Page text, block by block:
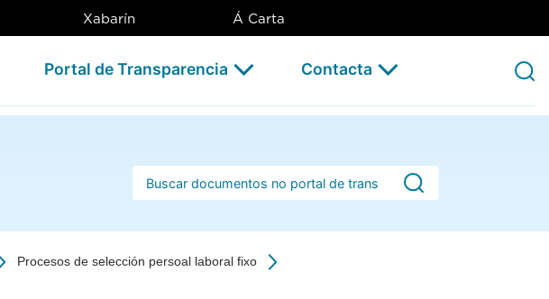
Xabarín Á Carta
Portal de Transparencia Contacta
Barra de busca
Procesos de selección persoal laboral fixo